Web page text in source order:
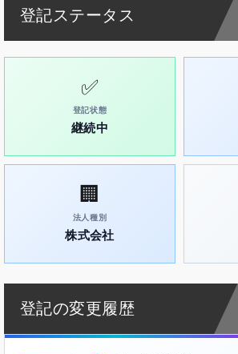
登記ステータス
✅
登記状態
継続中
🏢
法人種別
株式会社
登記の変更履歴